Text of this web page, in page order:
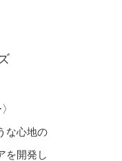
な心地の
を開発し